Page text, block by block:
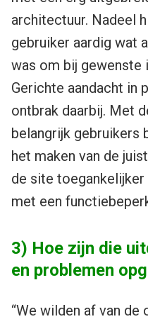
architectuur. Nadeel
gebruiker aardig wat
was om bij gewenste
Gerichte aandacht in
ontbrak daarbij. Met
belangrijk gebruikers
het maken van de
de site
met een
3) Hoe zijn die
en problemen
“We wilden af van